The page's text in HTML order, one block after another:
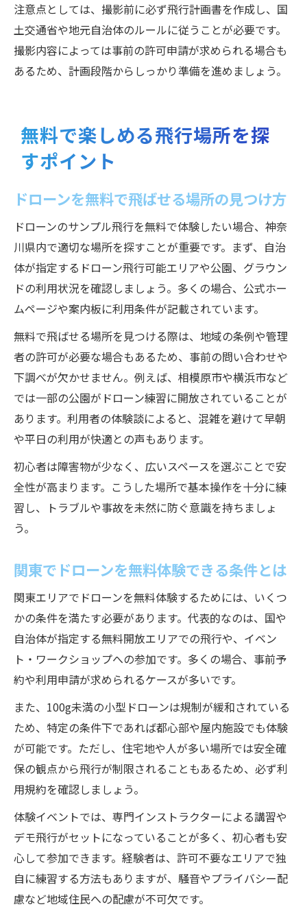
注意点としては、撮影前に必ず飛行計画書を作成し、国
土交通省や地元自治体のルールに従うことが必要です。
撮影内容によっては事前の許可申請が求められる場合も
あるため、計画段階からしっかり準備を進めましょう。
無料で楽しめる飛行場所を探
すポイント
ドローンを無料で飛ばせる場所の見つけ方
ドローンのサンプル飛行を無料で体験したい場合、神奈
川県内で適切な場所を探すことが重要です。まず、自治
体が指定するドローン飛行可能エリアや公園、グラウン
ドの利用状況を確認しましょう。多くの場合、公式ホー
ムページや案内板に利用条件が記載されています。
無料で飛ばせる場所を見つける際は、地域の条例や管理
者の許可が必要な場合もあるため、事前の問い合わせや
下調べが欠かせません。例えば、相模原市や横浜市など
では一部の公園がドローン練習に開放されていることが
あります。利用者の体験談によると、混雑を避けて早朝
や平日の利用が快適との声もあります。
初心者は障害物が少なく、広いスペースを選ぶことで安
全性が高まります。こうした場所で基本操作を十分に練
習し、トラブルや事故を未然に防ぐ意識を持ちましょ
う。
関東でドローンを無料体験できる条件とは
関東エリアでドローンを無料体験するためには、いくつ
かの条件を満たす必要があります。代表的なのは、国や
自治体が指定する無料開放エリアでの飛行や、イベン
ト・ワークショップへの参加です。多くの場合、事前予
約や利用申請が求められるケースが多いです。
また、100g未満の小型ドローンは規制が緩和されている
ため、特定の条件下であれば都心部や屋内施設でも体験
が可能です。ただし、住宅地や人が多い場所では安全確
保の観点から飛行が制限されることもあるため、必ず利
用規約を確認しましょう。
体験イベントでは、専門インストラクターによる講習や
デモ飛行がセットになっていることが多く、初心者も安
心して参加できます。経験者は、許可不要なエリアで独
自に練習する方法もありますが、騒音やプライバシー配
慮など地域住民への配慮が不可欠です。